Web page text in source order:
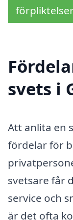
svets i
Att anlita en
fördelar för
svetsare får
service och
är det ofta